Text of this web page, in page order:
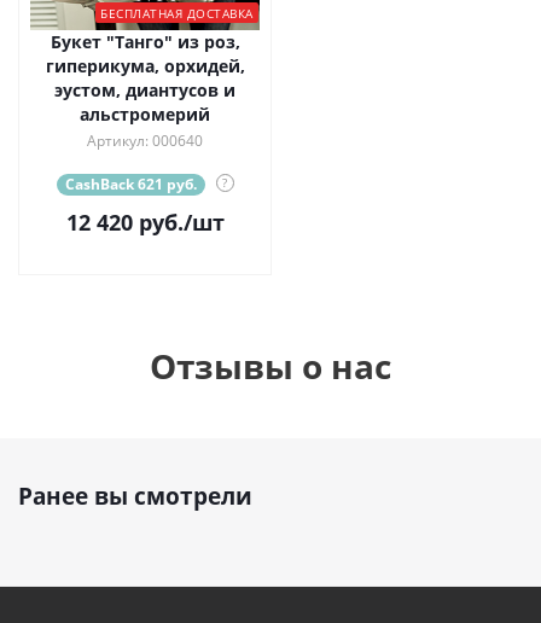
БЕСПЛАТНАЯ ДОСТАВКА
Букет "Танго" из роз,
гиперикума, орхидей,
эустом, диантусов и
альстромерий
Артикул: 000640
CashBack 621 руб. ?
12 420руб./шт
Отзывы о нас
Ранее вы смотрели